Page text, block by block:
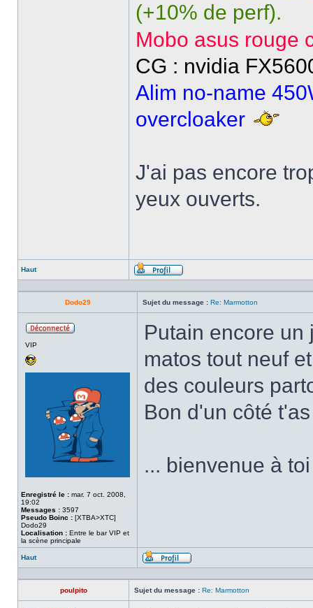
(+10% de perf).
Mobo asus rouge
CG : nvidia
Alim no-name
overcloaker
J'ai pas encore
yeux ouverts.
Haut
Profil
Dodo29 Sujet du message : Re: Marmotton
VIP
Enregistré le : mar. 7 oct. 2008,
19:02
Messages : 3597
Pseudo Boinc : [XTBA>XTC]
Dodo29
Localisation : Entre le bar VIP et
la scène principale
Putain encore un
matos tout neuf
des couleurs
Bon d'un côté
... bienvenue à
Haut
Profil
poulpito Sujet du message : Re: Marmotton